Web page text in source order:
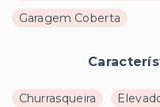
Garagem Coberta
Churrasqueira